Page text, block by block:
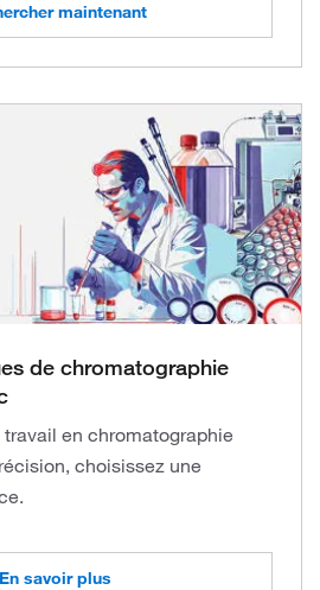
maintenant
de chromatographie
en chromatographie
choisissez une
En savoir plus